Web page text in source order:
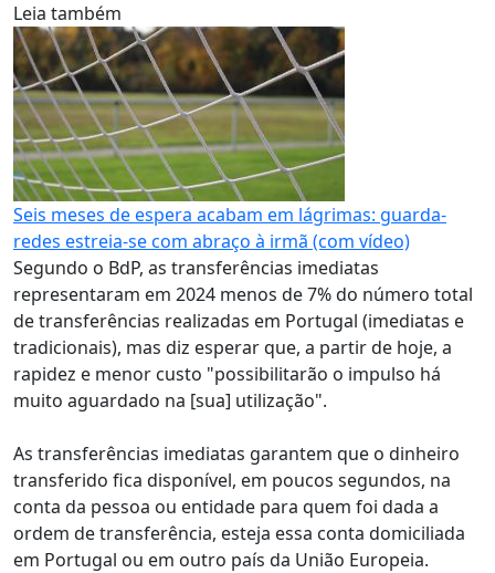
Leia também
Seis meses de espera acabam em lágrimas: guarda-
redes estreia-se com abraço à irmã (com vídeo)
Segundo o BdP, as transferências imediatas
representaram em 2024 menos de 7% do número total
de transferências realizadas em Portugal (imediatas e
tradicionais), mas diz esperar que, a partir de hoje, a
rapidez e menor custo "possibilitarão o impulso há
muito aguardado na [sua] utilização".
As transferências imediatas garantem que o dinheiro
transferido fica disponível, em poucos segundos, na
conta da pessoa ou entidade para quem foi dada a
ordem de transferência, esteja essa conta domiciliada
em Portugal ou em outro país da União Europeia.